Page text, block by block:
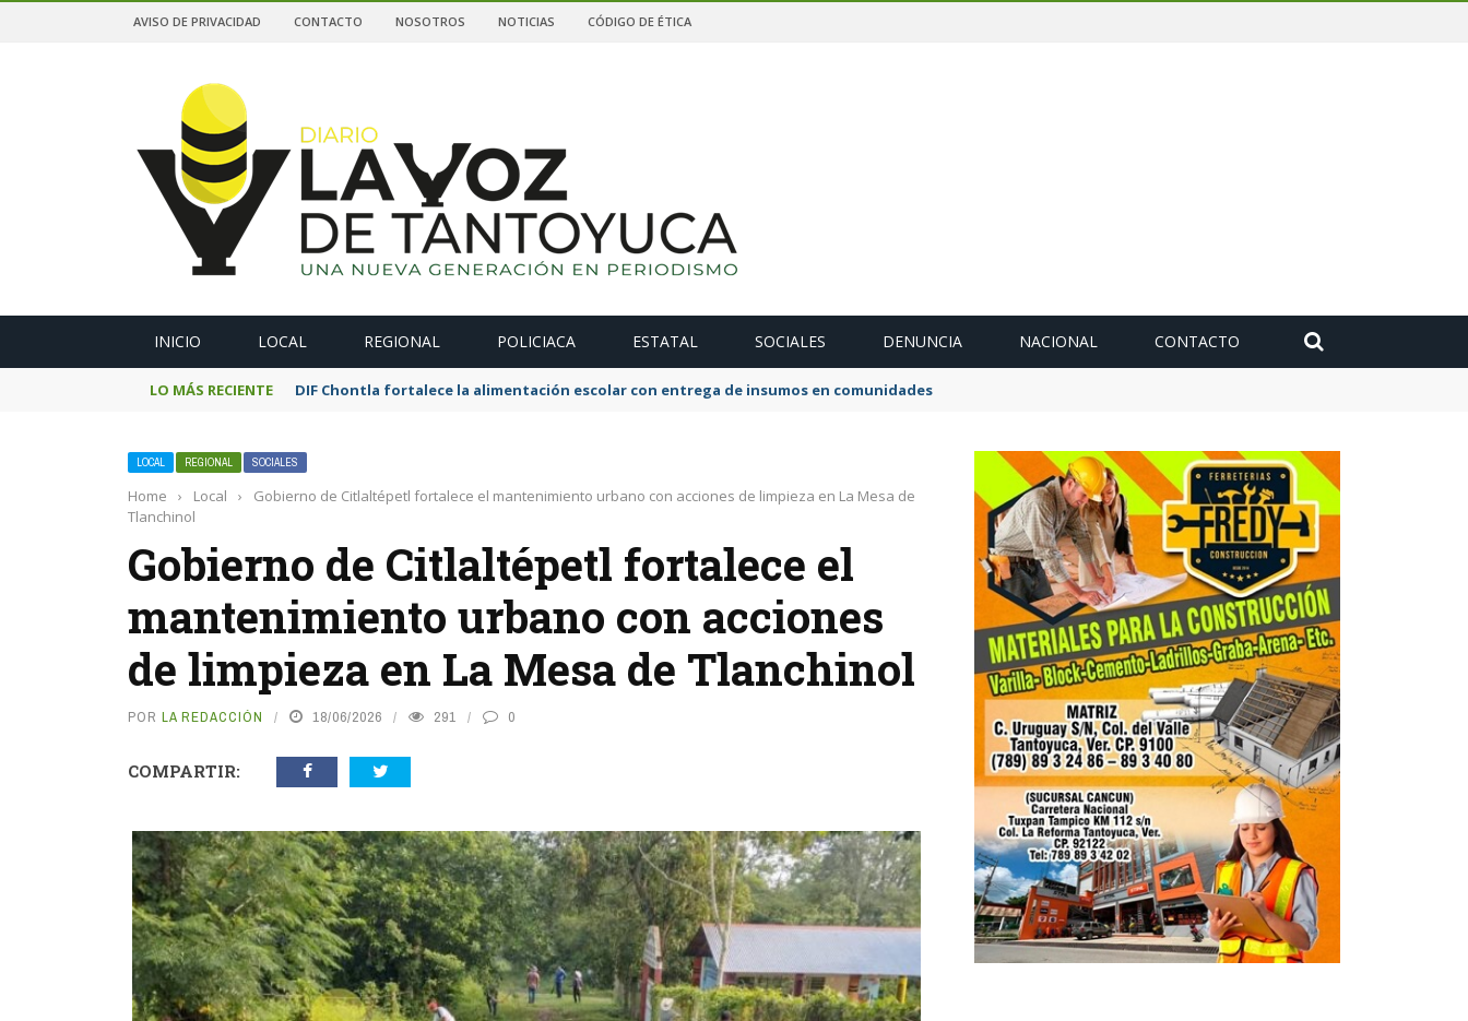
AVISO DE PRIVACIDAD CONTACTO NOSOTROS NOTICIAS CÓDIGO DE ÉTICA
INICIO LOCAL REGIONAL POLICIACA ESTATAL SOCIALES DENUNCIA NACIONAL CONTACTO
LO MÁS RECIENTE DIF Chontla fortalece la alimentación escolar con entrega de insumos en comunidades
LOCAL REGIONAL SOCIALES
Home › Local ›
Gobierno de Citlaltépetl fortalece el mantenimiento urbano con acciones de limpieza en La Mesa de
Tlanchinol
Gobierno de Citlaltépetl fortalece el
mantenimiento urbano con acciones
de limpieza en La Mesa de Tlanchinol
POR LA REDACCIÓN 18/06/2026 291 0
COMPARTIR: